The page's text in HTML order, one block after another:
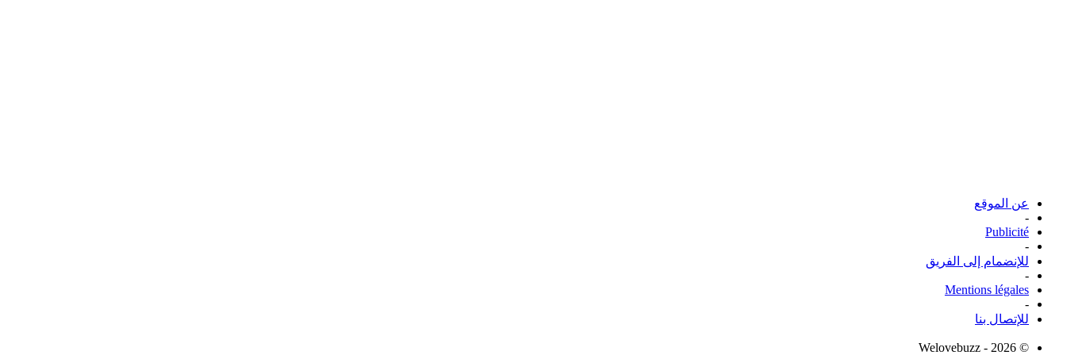
عن الموقع
-
Publicité
-
للإنضمام إلى الفريق
-
Mentions légales
-
للإتصال بنا
© Welovebuzz - 2026